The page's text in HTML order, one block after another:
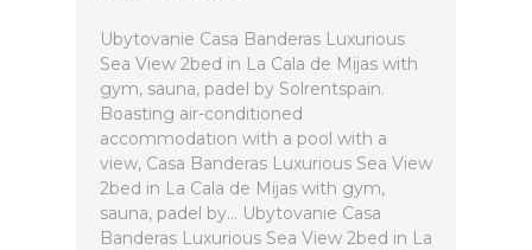
Ubytovanie Casa Banderas Luxurious
Sea View 2bed in La Cala de Mijas with
gym, sauna, padel by Solrentspain.
Boasting air-conditioned
accommodation with a pool with a
view, Casa Banderas Luxurious Sea View
2bed in La Cala de Mijas with gym,
sauna, padel by... Ubytovanie Casa
Banderas Luxurious Sea View 2bed in La